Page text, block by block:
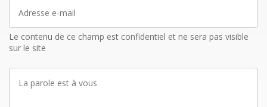
mail
Le contenu de ce champ est confidentiel et ne sera pas visible
sur le site
parole